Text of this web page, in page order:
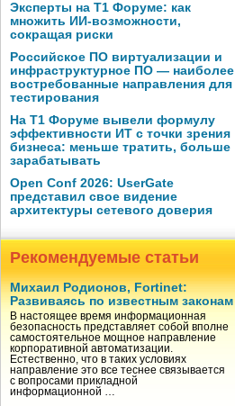
Эксперты на Т1 Форуме: как
множить ИИ-возможности,
сокращая риски
Российское ПО виртуализации и
инфраструктурное ПО — наиболее
востребованные направления для
тестирования
На Т1 Форуме вывели формулу
эффективности ИТ с точки зрения
бизнеса: меньше тратить, больше
зарабатывать
Open Conf 2026: UserGate
представил свое видение
архитектуры сетевого доверия
Рекомендуемые статьи
Михаил Родионов, Fortinet:
Развиваясь по известным законам
В настоящее время информационная
безопасность представляет собой вполне
самостоятельное мощное направление
корпоративной автоматизации.
Естественно, что в таких условиях
направление это все теснее связывается
с вопросами прикладной
информационной …